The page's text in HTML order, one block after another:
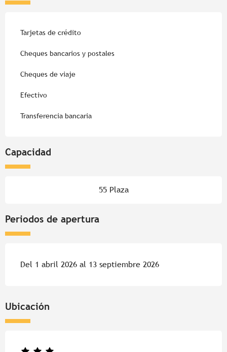
Tarjetas de crédito
Cheques bancarios y postales
Cheques de viaje
Efectivo
Transferencia bancaria
Capacidad
55 Plaza
Periodos de apertura
Del 1 abril 2026 al 13 septiembre 2026
Ubicación